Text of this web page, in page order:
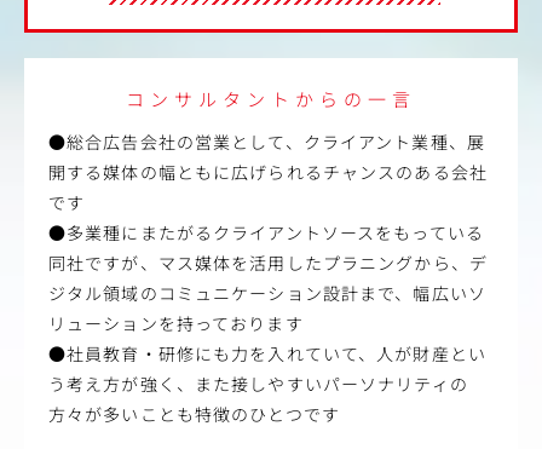
コンサルタントからの一言
●総合広告会社の営業として、クライアント業種、展
開する媒体の幅ともに広げられるチャンスのある会社
です
●多業種にまたがるクライアントソースをもっている
同社ですが、マス媒体を活用したプラニングから、デ
ジタル領域のコミュニケーション設計まで、幅広いソ
リューションを持っております
●社員教育・研修にも力を入れていて、人が財産とい
う考え方が強く、また接しやすいパーソナリティの
方々が多いことも特徴のひとつです